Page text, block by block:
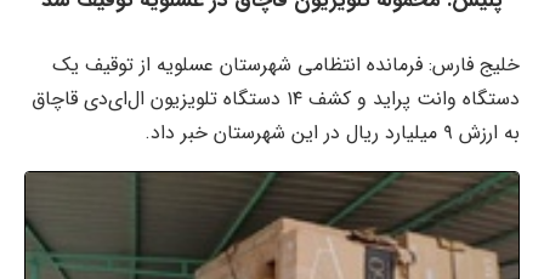
خلیج فارس: فرمانده انتظامی شهرستان عسلویه از توقیف یک
دستگاه وانت پراید و کشف ۱۴ دستگاه تلویزیون ال‌ای‌دی قاچاق
به ارزش ۹ میلیارد ریال در این شهرستان خبر داد.